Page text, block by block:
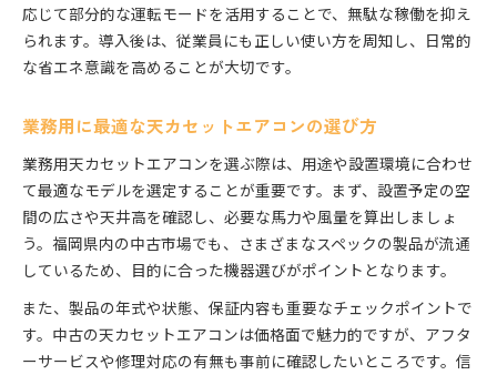
応じて部分的な運転モードを活用することで、無駄な稼働を抑え
られます。導入後は、従業員にも正しい使い方を周知し、日常的
な省エネ意識を高めることが大切です。
業務用に最適な天カセットエアコンの選び方
業務用天カセットエアコンを選ぶ際は、用途や設置環境に合わせ
て最適なモデルを選定することが重要です。まず、設置予定の空
間の広さや天井高を確認し、必要な馬力や風量を算出しましょ
う。福岡県内の中古市場でも、さまざまなスペックの製品が流通
しているため、目的に合った機器選びがポイントとなります。
また、製品の年式や状態、保証内容も重要なチェックポイントで
す。中古の天カセットエアコンは価格面で魅力的ですが、アフタ
ーサービスや修理対応の有無も事前に確認したいところです。信